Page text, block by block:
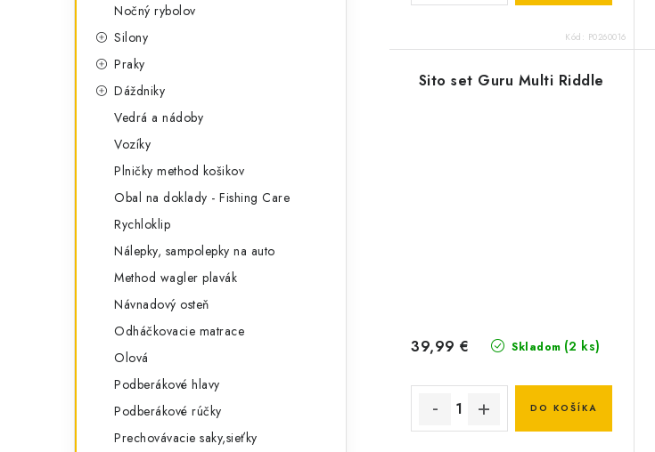
Nočný rybolov
Silony
Praky
Dáždniky
Vedrá a nádoby
Vozíky
Plničky method košikov
Obal na doklady - Fishing Care
Rychloklip
Nálepky, sampolepky na auto
Method wagler plavák
Návnadový osteň
Odháčkovacie matrace
Olová
Podberákové hlavy
Podberákové rúčky
Prechovávacie saky,sieťky
Kód: P0260016
Sito set Guru Multi Riddle
Skladom (2 ks)
39,99 €
DO KOŠÍKA